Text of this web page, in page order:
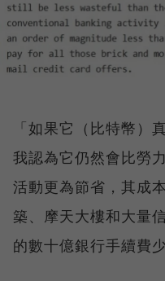
「如果它（比特幣）
我認為它仍然會比勞
活動更為節省，其成
築、摩天大樓和大量
的數十億銀行手續費